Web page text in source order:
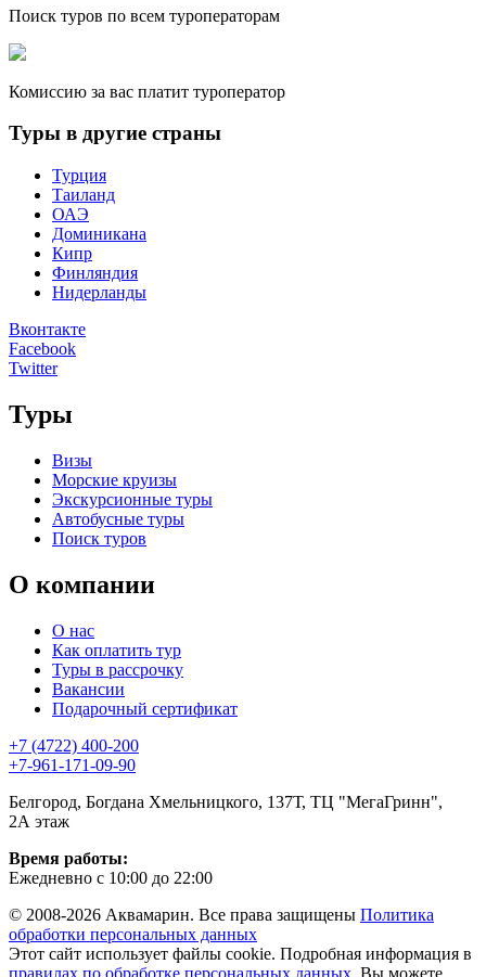
Поиск туров по всем туроператорам
Комиссию за вас платит туроператор
Туры в другие страны
Турция
Таиланд
ОАЭ
Доминикана
Кипр
Финляндия
Нидерланды
Вконтакте
Facebook
Twitter
Туры
Визы
Морские круизы
Экскурсионные туры
Автобусные туры
Поиск туров
О компании
О нас
Как оплатить тур
Туры в рассрочку
Вакансии
Подарочный сертификат
+7 (4722) 400-200
+7-961-171-09-90
Белгород, Богдана Хмельницкого, 137Т, ТЦ "МегаГринн",
2А этаж
Время работы:
Ежедневно с 10:00 до 22:00
© 2008-2026 Аквамарин. Все права защищены Политика
обработки персональных данных
Этот сайт использует файлы cookie. Подробная информация в
правилах по обработке персональных данных . Вы можете